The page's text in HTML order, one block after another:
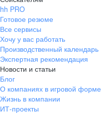
hh PRO
Готовое резюме
Все сервисы
Хочу у вас работать
Производственный календарь
Экспертная рекомендация
Новости и статьи
Блог
О компаниях в игровой форме
Жизнь в компании
ИТ-проекты